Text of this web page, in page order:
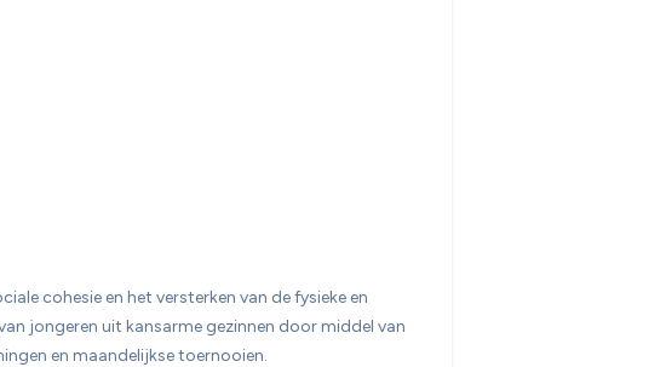
cohesie en het versterken van de fysieke en
jongeren uit kansarme gezinnen door middel van
en maandelijkse toernooien.